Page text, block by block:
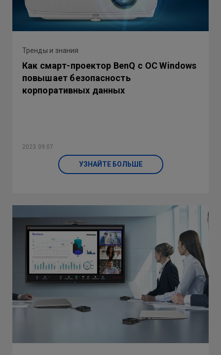
Тренды и знания
Как смарт-проектор BenQ с ОС Windows
повышает безопасность
корпоративных данных
2023.09.07
УЗНАЙТЕ БОЛЬШЕ